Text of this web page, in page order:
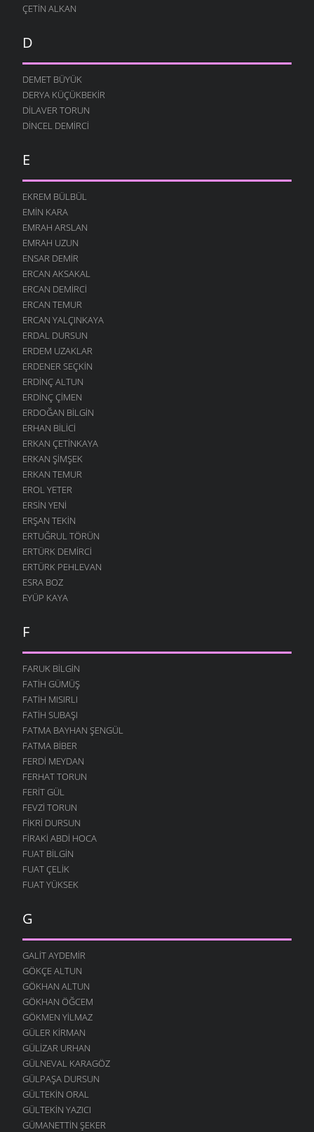
ÇETIN ALKAN
D
DEMET BÜYÜK
DERYA KÜÇÜKBEKIR
DILAVER TORUN
DINCEL DEMIRCI
E
EKREM BÜLBÜL
EMIN KARA
EMRAH ARSLAN
EMRAH UZUN
ENSAR DEMIR
ERCAN AKSAKAL
ERCAN DEMIRCI
ERCAN TEMUR
ERCAN YALÇINKAYA
ERDAL DURSUN
ERDEM UZAKLAR
ERDENER SEÇKIN
ERDINÇ ALTUN
ERDINÇ ÇIMEN
ERDOĞAN BILGIN
ERHAN BILICI
ERKAN ÇETINKAYA
ERKAN ŞIMŞEK
ERKAN TEMUR
EROL YETER
ERSIN YENI
ERŞAN TEKIN
ERTUĞRUL TÖRÜN
ERTÜRK DEMIRCI
ERTÜRK PEHLEVAN
ESRA BOZ
EYÜP KAYA
F
FARUK BILGIN
FATIH GÜMÜŞ
FATIH MISIRLI
FATIH SUBAŞI
FATMA BAYHAN ŞENGÜL
FATMA BIBER
FERDI MEYDAN
FERHAT TORUN
FERIT GÜL
FEVZI TORUN
FIKRI DURSUN
FIRAKI ABDI HOCA
FUAT BILGIN
FUAT ÇELIK
FUAT YÜKSEK
G
GALIT AYDEMIR
GÖKÇE ALTUN
GÖKHAN ALTUN
GÖKHAN ÖĞCEM
GÖKMEN YILMAZ
GÜLER KIRMAN
GÜLIZAR URHAN
GÜLNEVAL KARAGÖZ
GÜLPAŞA DURSUN
GÜLTEKIN ORAL
GÜLTEKIN YAZICI
GÜMANETTIN ŞEKER